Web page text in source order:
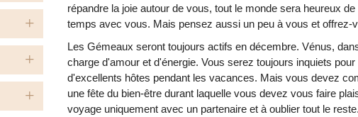
+
+
+
répandre la joie autour de vous, tout le monde sera heureux
temps avec vous. Mais pensez aussi un peu à vous et offrez-
Les Gémeaux seront toujours actifs en décembre. Vénus,
charge d'amour et d'énergie. Vous serez toujours inquiets
d'excellents hôtes pendant les vacances. Mais vous devez
une fête du bien-être durant laquelle vous devez vous faire
voyage uniquement avec un partenaire et à oublier tout le